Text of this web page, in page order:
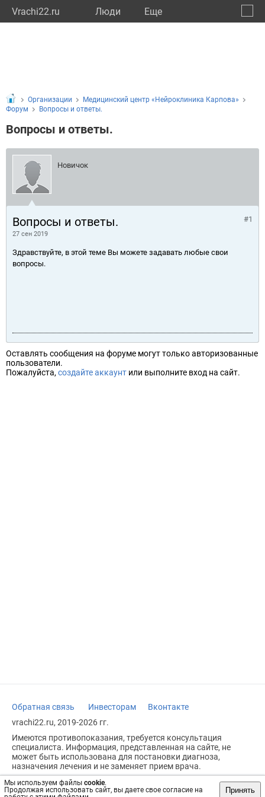
Vrachi22.ru Люди Eще
Мы используем файлы cookie.
Продолжая использовать сайт, вы даете свое согласие на
Принять
Организации
Медицинский центр «Нейроклиника Карпова»
Форум
Вопросы и ответы.
Вопросы и ответы.
Новичок
Вопросы и ответы.
27 сен 2019
#1
Здравствуйте, в этой теме Вы можете задавать любые свои
вопросы.
Оставлять сообщения на форуме могут только авторизованные
пользователи.
Пожалуйста, создайте аккаунт или выполните вход на сайт.
Обратная связь Инвесторам
Вконтакте
vrachi22.ru, 2019-2026 гг.
Имеются противопоказания, требуется консультация
специалиста. Информация, представленная на сайте, не
может быть использована для постановки диагноза,
назначения лечения и не заменяет прием врача.
Возрастное ограничение: 18+